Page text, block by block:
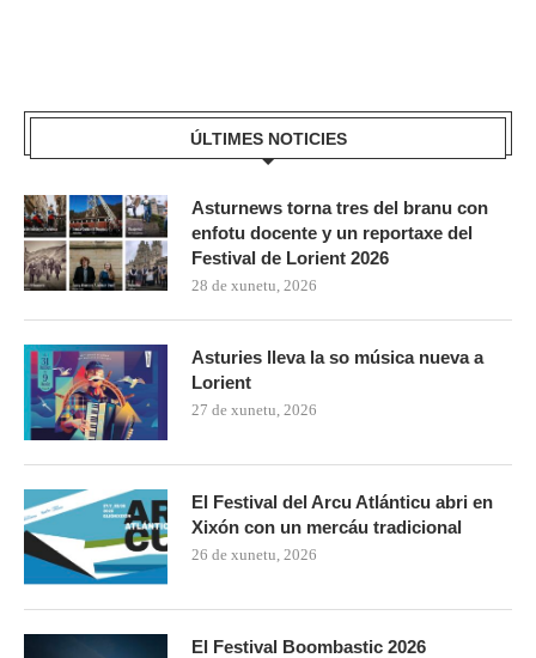
ÚLTIMES NOTICIES
Asturnews torna tres del branu con
enfotu docente y un reportaxe del
Festival de Lorient 2026
28 de xunetu, 2026
Asturies lleva la so música nueva a
Lorient
27 de xunetu, 2026
El Festival del Arcu Atlánticu abri en
Xixón con un mercáu tradicional
26 de xunetu, 2026
El Festival Boombastic 2026